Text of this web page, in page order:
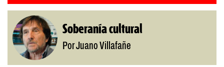
Soberanía cultural
Por Juano Villafañe